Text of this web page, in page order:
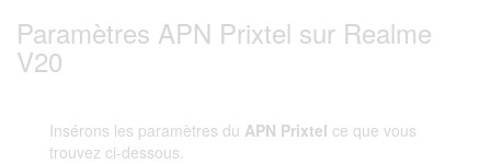
Paramètres APN Prixtel sur Realme
V20
Insérons les paramètres du APN Prixtel ce que vous
trouvez ci-dessous.